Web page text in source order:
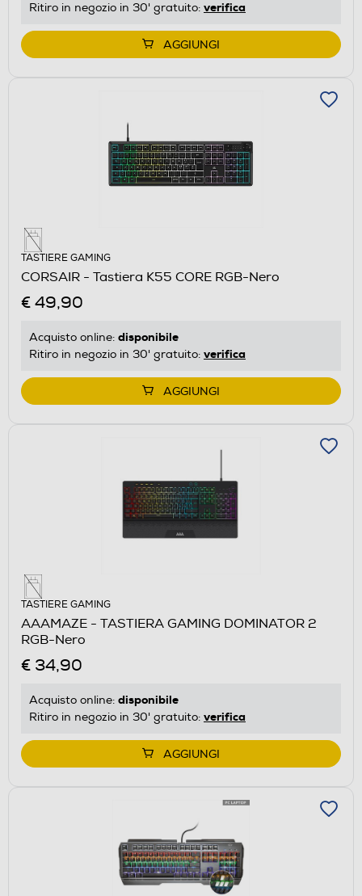
Ritiro in negozio in 30' gratuito: verifica
AGGIUNGI
TASTIERE GAMING
CORSAIR - Tastiera K55 CORE RGB-Nero
€ 49,90
Acquisto online: disponibile
Ritiro in negozio in 30' gratuito: verifica
AGGIUNGI
TASTIERE GAMING
AAAMAZE - TASTIERA GAMING DOMINATOR 2
RGB-Nero
€ 34,90
Acquisto online: disponibile
Ritiro in negozio in 30' gratuito: verifica
AGGIUNGI